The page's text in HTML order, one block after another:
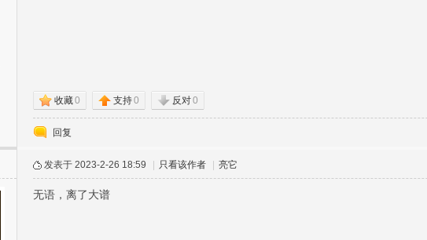
收藏0 支持0 反对0
回复
发表于 2023-2-26 18:59 只看该作者 亮它
无语，离了大谱